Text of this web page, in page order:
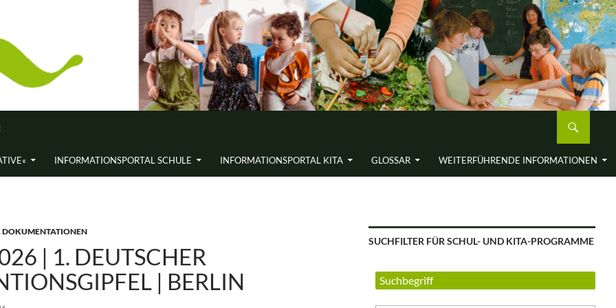
INFORMATIONS­PORTAL SCHULE INFORMATIONS­PORTAL KITA GLOSSAR WEITERFÜH­RENDE INFORMA­TIONEN
DOKUMENTATIONEN
| 1. DEUTSCHER
| BERLIN
SUCHFILTER FÜR SCHUL- UND KITA-PROGRAMME